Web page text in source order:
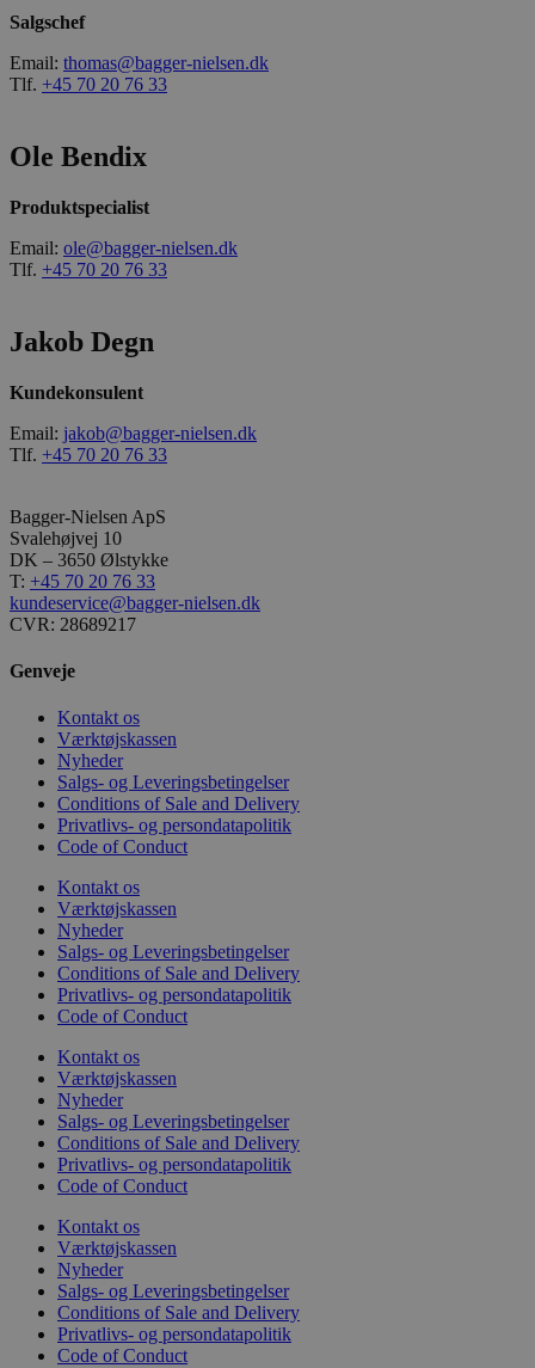
Salgschef
Email: thomas@bagger-nielsen.dk
Tlf. +45 70 20 76 33
Ole Bendix
Produktspecialist
Email: ole@bagger-nielsen.dk
Tlf. +45 70 20 76 33
Jakob Degn
Kundekonsulent
Email: jakob@bagger-nielsen.dk
Tlf. +45 70 20 76 33
Bagger-Nielsen ApS
Svalehøjvej 10
DK – 3650 Ølstykke
T: +45 70 20 76 33
kundeservice@bagger-nielsen.dk
CVR: 28689217
Genveje
Kontakt os
Værktøjskassen
Nyheder
Salgs- og Leveringsbetingelser
Conditions of Sale and Delivery
Privatlivs- og persondatapolitik
Code of Conduct
Kontakt os
Værktøjskassen
Nyheder
Salgs- og Leveringsbetingelser
Conditions of Sale and Delivery
Privatlivs- og persondatapolitik
Code of Conduct
Kontakt os
Værktøjskassen
Nyheder
Salgs- og Leveringsbetingelser
Conditions of Sale and Delivery
Privatlivs- og persondatapolitik
Code of Conduct
Kontakt os
Værktøjskassen
Nyheder
Salgs- og Leveringsbetingelser
Conditions of Sale and Delivery
Privatlivs- og persondatapolitik
Code of Conduct